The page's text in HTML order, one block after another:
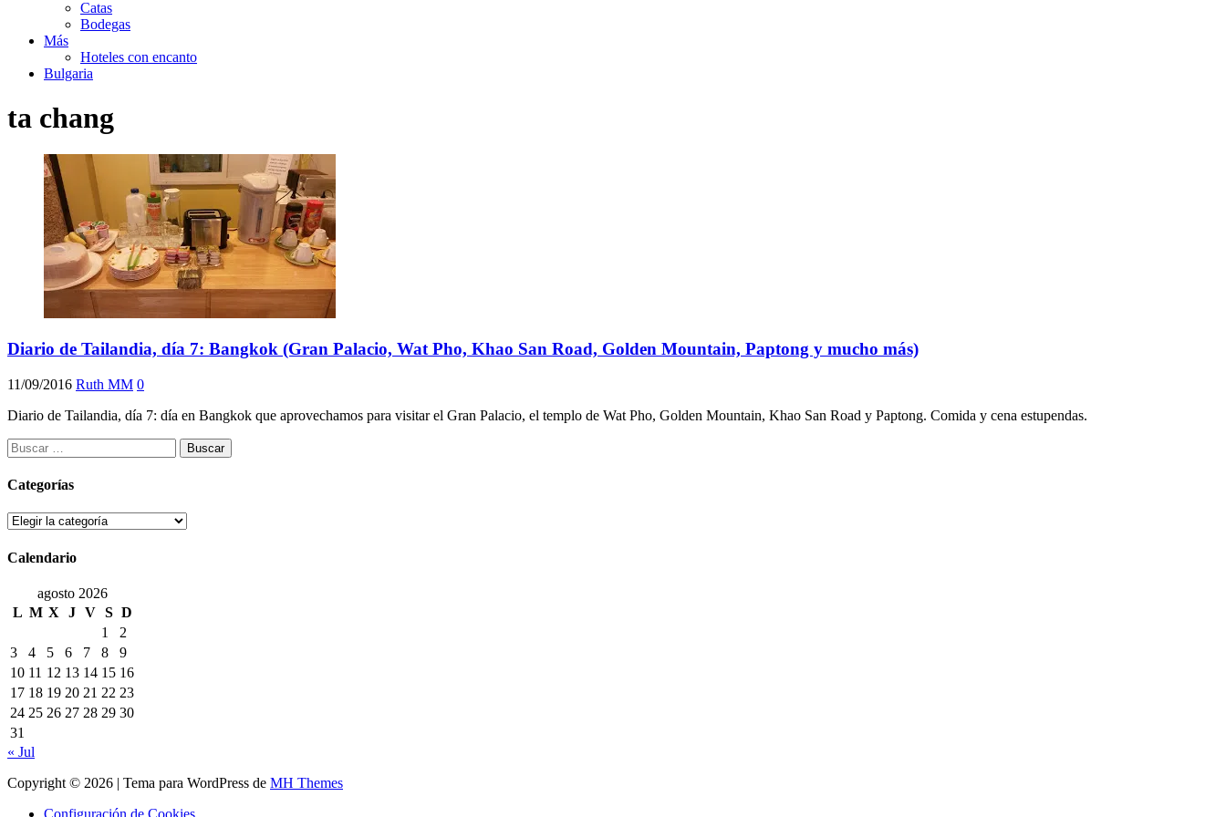
Catas
Bodegas
Más
Hoteles con encanto
Bulgaria
ta chang
Diario de Tailandia, día 7: Bangkok (Gran Palacio, Wat Pho, Khao San Road, Golden Mountain, Paptong y mucho más)
11/09/2016 Ruth MM 0
Diario de Tailandia, día 7: día en Bangkok que aprovechamos para visitar el Gran Palacio, el templo de Wat Pho, Golden Mountain, Khao San Road y Paptong. Comida y cena estupendas.
Buscar:
Categorías
Categorías
Calendario
agosto 2026
L M X J V S D
1
2
3
4 5 6 7 8
9
10 11 12 13 14 15 16
17 18 19 20 21 22 23
24 25 26 27 28 29 30
31
« Jul
Copyright © 2026 | Tema para WordPress de MH Themes
Configuración de Cookies